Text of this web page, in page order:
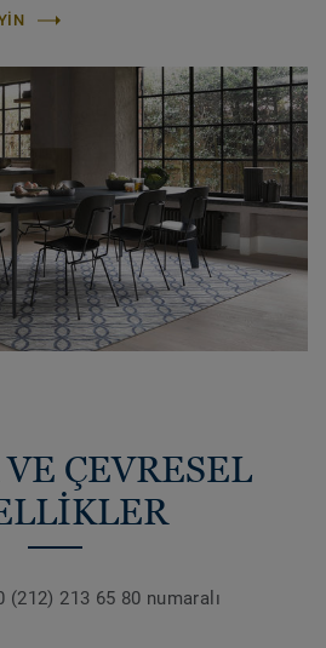
ÇEVRESEL
213 65 80 numaralı